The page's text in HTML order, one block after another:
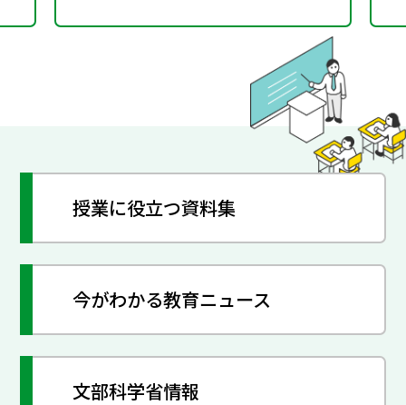
授業に役立つ資料集
今がわかる教育ニュース
文部科学省情報